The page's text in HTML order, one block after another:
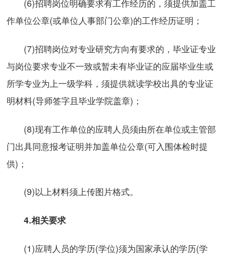
(6)招聘岗位明确要求有工作经历的，须提供加盖工
作单位公章(或单位人事部门公章)的工作经历证明；
(7)招聘岗位对专业研究方向有要求的，毕业证专业
与岗位要求专业不一致或暂未有毕业证的应届毕业生或
所学专业为上一级学科，须提供就读学校出具的专业证
明材料(导师签字且毕业学院盖章)；
(8)现有工作单位的应聘人员须由所在单位或主管部
门出具同意报考证明并加盖单位公章(可入围体检时提
供)；
(9)以上材料须上传图片格式。
4.相关要求
(1)应聘人员的学历(学位)须为国家承认的学历(学